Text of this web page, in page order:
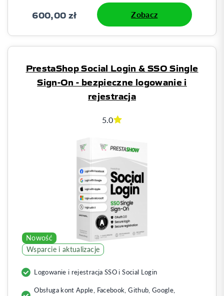
600,00 zł Zobacz
PrestaShop Social Login & SSO Single
Sign-On - bezpieczne logowanie i
rejestracja
5.0
Wsparcie i aktualizacje
Nowość
Logowanie i rejestracja SSO i Social Login
Obsługa kont Apple, Facebook, Github, Google,